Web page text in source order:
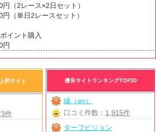
円（2レース×2日セット）
円（単日2レースセット）
イント購入
円
優良サイトランキングTOP20
縁（en）
口コミ件数： 1,915件
ターフビジョン
昇サイト
件